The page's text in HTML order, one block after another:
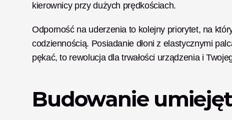
kierownicy przy dużych prędkościach.
Odporność na uderzenia to kolejny priorytet, na
codziennością. Posiadanie dłoni z elastycznymi
pękać, to rewolucja dla trwałości urządzenia i
Budowanie